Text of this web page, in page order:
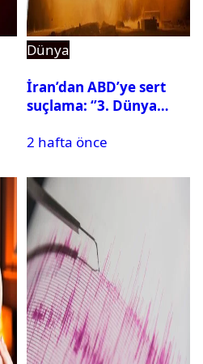
Dünya
İran’dan ABD’ye sert
suçlama: ‘’3. Dünya
silahları kullandılar’’
2 hafta önce